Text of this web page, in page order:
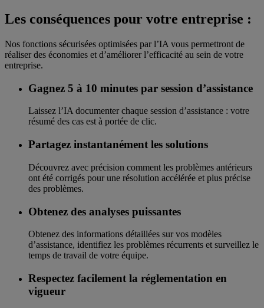
Les conséquences pour votre entreprise :
Nos fonctions sécurisées optimisées par l’IA vous permettront de
réaliser des économies et d’améliorer l’efficacité au sein de votre
entreprise.
Gagnez 5 à 10 minutes par session d’assistance
Laissez l’IA documenter chaque session d’assistance : votre
résumé des cas est à portée de clic.
Partagez instantanément les solutions
Découvrez avec précision comment les problèmes antérieurs
ont été corrigés pour une résolution accélérée et plus précise
des problèmes.
Obtenez des analyses puissantes
Obtenez des informations détaillées sur vos modèles
d’assistance, identifiez les problèmes récurrents et surveillez le
temps de travail de votre équipe.
Respectez facilement la réglementation en
vigueur